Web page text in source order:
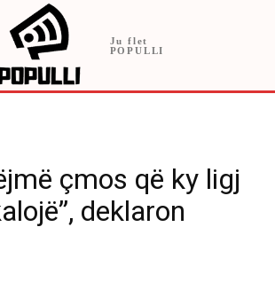
Ju flet
POPULLI
çmos që ky ligj
deklaron